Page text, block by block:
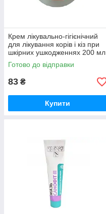
Крем лікувально-гігієнічний
для лікування корів і кіз при
шкірних ушкодженнях 200 мл
Агроветсервіс
Готово до відправки
83 ₴
Купити